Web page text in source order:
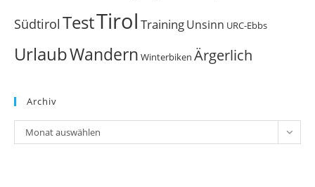
Südtirol TestTirol TrainingUnsinn URC-Ebbs
UrlaubWandern Winterbiken Ärgerlich
Archiv
Archiv
Monat auswählen